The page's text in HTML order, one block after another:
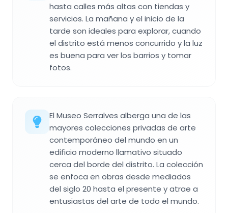
hasta calles más altas con tiendas y
servicios. La mañana y el inicio de la
tarde son ideales para explorar, cuando
el distrito está menos concurrido y la luz
es buena para ver los barrios y tomar
fotos.
El Museo Serralves alberga una de las
mayores colecciones privadas de arte
contemporáneo del mundo en un
edificio moderno llamativo situado
cerca del borde del distrito. La colección
se enfoca en obras desde mediados
del siglo 20 hasta el presente y atrae a
entusiastas del arte de todo el mundo.